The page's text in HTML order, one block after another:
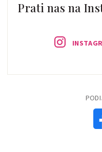
Prati nas na